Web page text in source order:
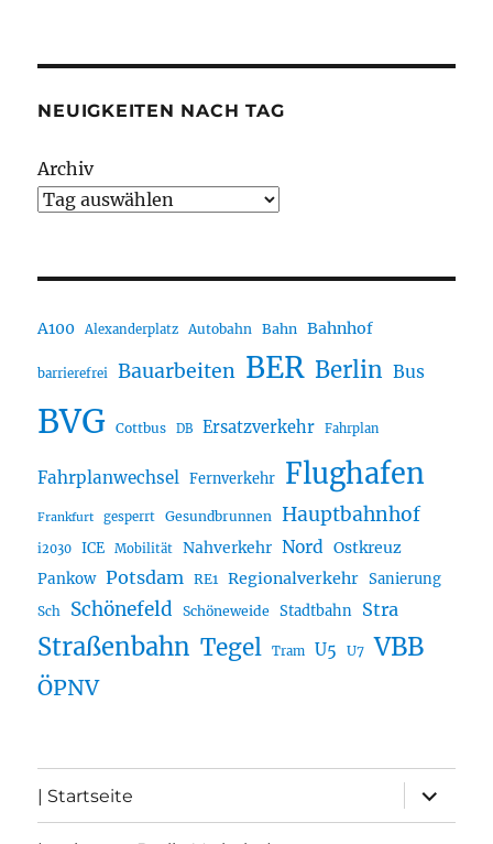
NEUIGKEITEN NACH TAG
Archiv
A100 Alexanderplatz Autobahn Bahn Bahnhof
barrierefrei Bauarbeiten BER Berlin Bus
BVG Cottbus DB Ersatzverkehr Fahrplan
Fahrplanwechsel Fernverkehr Flughafen
Frankfurt gesperrt Gesundbrunnen Hauptbahnhof
i2030 ICE Mobilität Nahverkehr Nord Ostkreuz
Pankow Potsdam RE1 Regionalverkehr Sanierung
Sch Schönefeld Schöneweide Stadtbahn Stra
Straßenbahn Tegel Tram U5 U7 VBB
ÖPNV
| Startseite
öffnen